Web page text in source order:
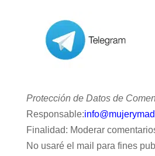
Protección de Datos de
Responsable:
Finalidad: Moderar
No usaré el mail para fines